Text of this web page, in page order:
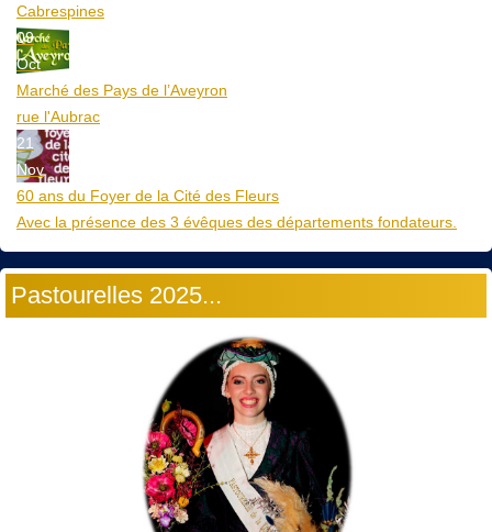
Cabrespines
09
Oct
Marché des Pays de l’Aveyron
rue l'Aubrac
21
Nov
60 ans du Foyer de la Cité des Fleurs
Avec la présence des 3 évêques des départements fondateurs.
Pastourelles 2025...